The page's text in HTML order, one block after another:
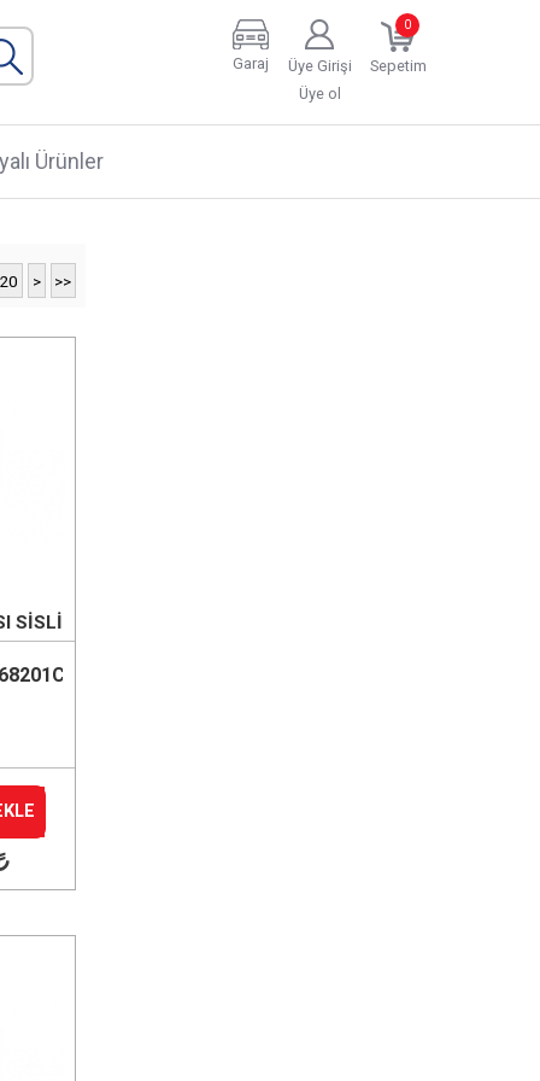
0
Sepetim
Üye Girişi
Üye ol
Garaj
Ürünler
> >>
SİSLİ